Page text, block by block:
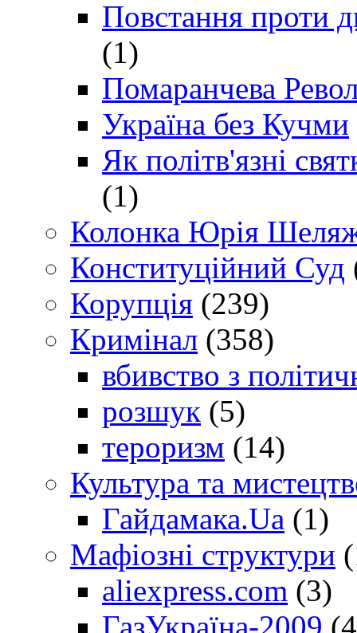
Повстання проти
(1)
Помаранчева
Україна без Кучми
Як політв'язні
(1)
Колонка Юрія
Конституційний Суд
Корупція (239)
Кримінал (358)
вбивство з
розшук (5)
тероризм (14)
Культура та
Гайдамака.Ua (1)
Мафіозні структури
aliexpress.com (3)
ГазУкраїна-2009